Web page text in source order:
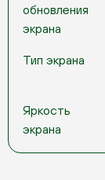
обновления
экрана
Тип экрана
Яркость
экрана